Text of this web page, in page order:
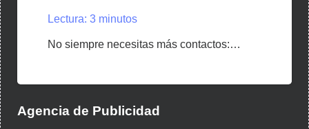
Lectura: 3 minutos
No siempre necesitas más contactos:…
Agencia de Publicidad